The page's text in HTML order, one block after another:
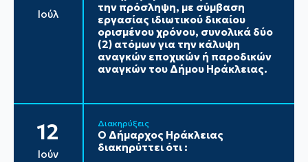
Ιούλ
την πρόσληψη, με σύμβαση
εργασίας ιδιωτικού δικαίου
ορισμένου χρόνου, συνολικά δύο
(2) ατόμων για την κάλυψη
αναγκών εποχικών ή παροδικών
αναγκών του Δήμου Ηράκλειας.
12
Ιούν
Διακηρύξεις
Ο Δήμαρχος Ηράκλειας
διακηρύττει ότι :